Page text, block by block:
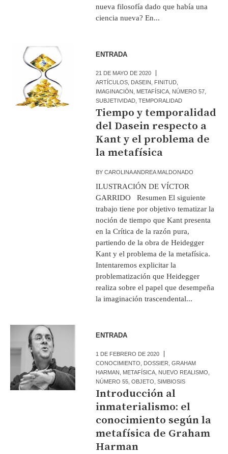
nueva filosofía dado que había una
ciencia nueva? En...
ENTRADA
21 DE MAYO DE 2020
ARTÍCULOS DASEIN FINITUD
IMAGINACIÓN
METAFÍSICA NÚMERO 57
SUBJETIVIDAD ,TEMPORALIDAD
Tiempo y temporalidad
del Dasein respecto a
Kant y el problema de
la metafísica
BYCAROLINA ANDREA MALDONADO
ILUSTRACIÓN DE VÍCTOR
GARRIDO Resumen El siguiente
trabajo tiene por objetivo tematizar la
noción de tiempo que Kant presenta
en la Crítica de la razón pura,
partiendo de la obra de Heidegger
Kant y el problema de la metafísica.
Intentaremos explicitar la
problematización que Heidegger
realiza sobre el papel que desempeña
la imaginación trascendental...
ENTRADA
1 DE FEBRERO DE 2020
CONOCIMIENTO
DOSSIER ,GRAHAM
HARMAN
METAFÍSICA NUEVO REALISMO
NÚMERO 55 ,OBJETO ,SIMBIOSIS
Introducción al
inmaterialismo: el
conocimiento según la
metafísica de Graham
Harman